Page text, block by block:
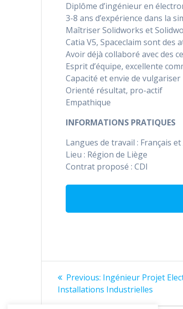
Diplôme d’ingénieur en
3-8 ans d’expérience dans la
Maîtriser Solidworks et
Catia V5, Spaceclaim sont des
Avoir déjà collaboré avec des
Esprit d’équipe, excellente
Capacité et envie de
Orienté résultat, pro-actif
Empathique
INFORMATIONS PRATIQUES
Langues de travail : Français
Lieu : Région de Liège
Contrat proposé : CDI
Bericht
navigatie
Previous: Previous
post:
Ingénieur Projet
Installations Industrielles